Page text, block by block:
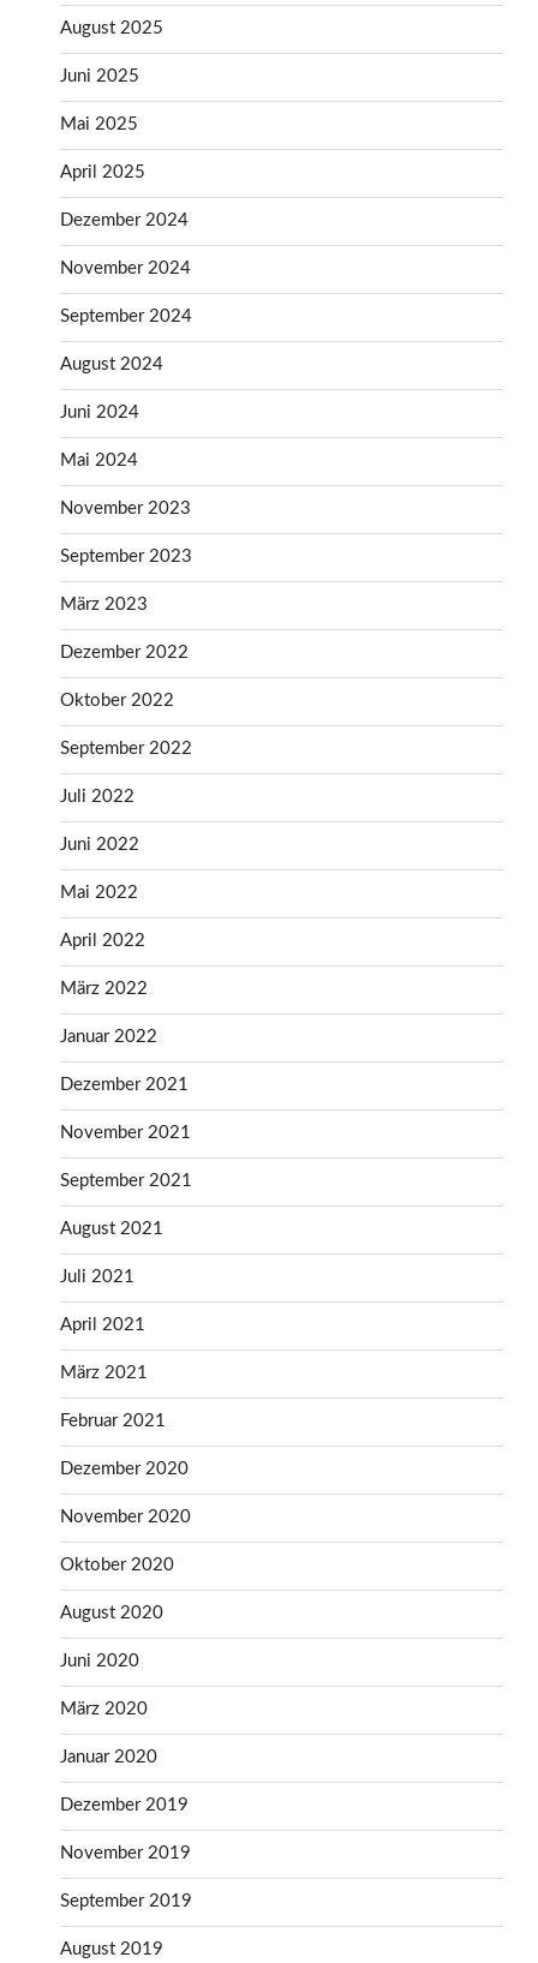
August 2025
Juni 2025
Mai 2025
April 2025
Dezember 2024
November 2024
September 2024
August 2024
Juni 2024
Mai 2024
November 2023
September 2023
März 2023
Dezember 2022
Oktober 2022
September 2022
Juli 2022
Juni 2022
Mai 2022
April 2022
März 2022
Januar 2022
Dezember 2021
November 2021
September 2021
August 2021
Juli 2021
April 2021
März 2021
Februar 2021
Dezember 2020
November 2020
Oktober 2020
August 2020
Juni 2020
März 2020
Januar 2020
Dezember 2019
November 2019
September 2019
August 2019